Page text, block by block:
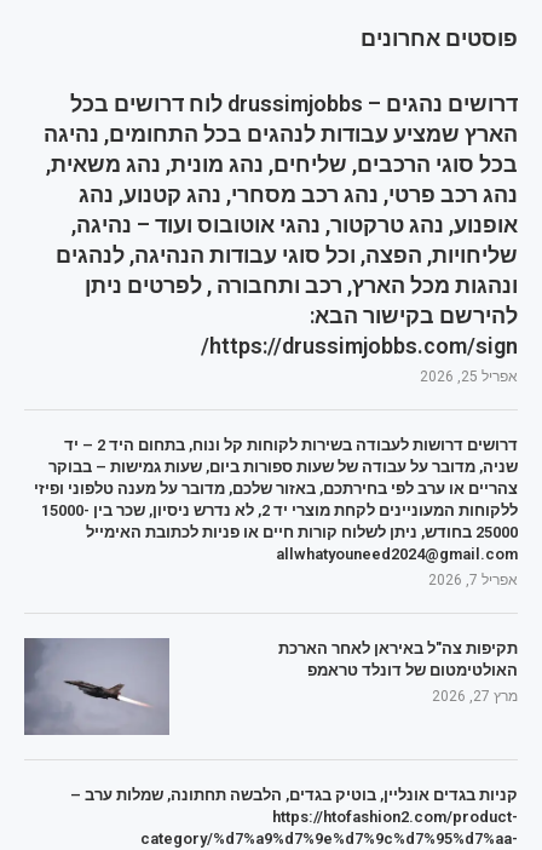
פוסטים אחרונים
דרושים נהגים – drussimjobbs לוח דרושים בכל
הארץ שמציע עבודות לנהגים בכל התחומים, נהיגה
בכל סוגי הרכבים, שליחים, נהג מונית, נהג משאית,
נהג רכב פרטי, נהג רכב מסחרי, נהג קטנוע, נהג
אופנוע, נהג טרקטור, נהגי אוטובוס ועוד – נהיגה,
שליחויות, הפצה, וכל סוגי עבודות הנהיגה, לנהגים
ונהגות מכל הארץ, רכב ותחבורה , לפרטים ניתן
להירשם בקישור הבא:
https://drussimjobbs.com/sign/
אפריל 25, 2026
דרושים דרושות לעבודה בשירות לקוחות קל ונוח, בתחום היד 2 – יד
שניה, מדובר על עבודה של שעות ספורות ביום, שעות גמישות – בבוקר
צהריים או ערב לפי בחירתכם, באזור שלכם, מדובר על מענה טלפוני ופיזי
ללקוחות המעוניינים לקחת מוצרי יד 2, לא נדרש ניסיון, שכר בין 15000-
25000 בחודש, ניתן לשלוח קורות חיים או פניות לכתובת האימייל
allwhatyouneed2024@gmail.com
אפריל 7, 2026
תקיפות צה"ל באיראן לאחר הארכת
האולטימטום של דונלד טראמפ
מרץ 27, 2026
קניות בגדים אונליין, בוטיק בגדים, הלבשה תחתונה, שמלות ערב –
https://htofashion2.com/product-
category/%d7%a9%d7%9e%d7%9c%d7%95%d7%aa-